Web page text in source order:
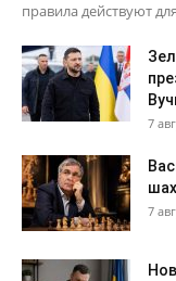
правила действуют
7
7